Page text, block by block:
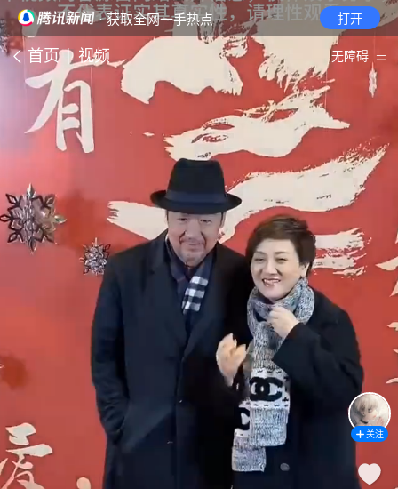
· 获取全网一手热点 打开
首页 视频 无障碍
关注